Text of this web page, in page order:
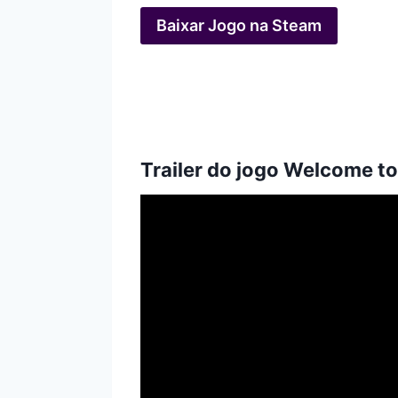
Baixar Jogo na Steam
Trailer do jogo Welcome